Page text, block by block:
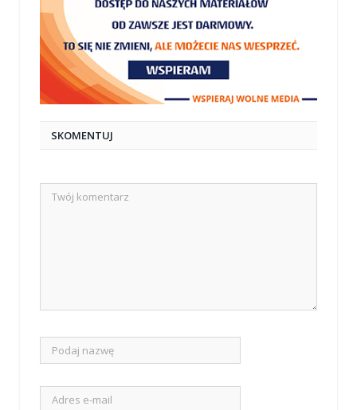
SKOMENTUJ